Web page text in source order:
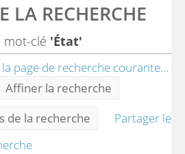
LA RECHERCHE
mot-clé 'État'
Affiner la recherche
de la recherche
Partager le